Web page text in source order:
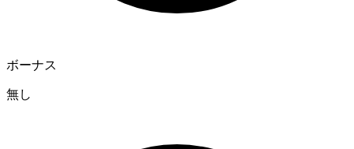
ボーナス
無し